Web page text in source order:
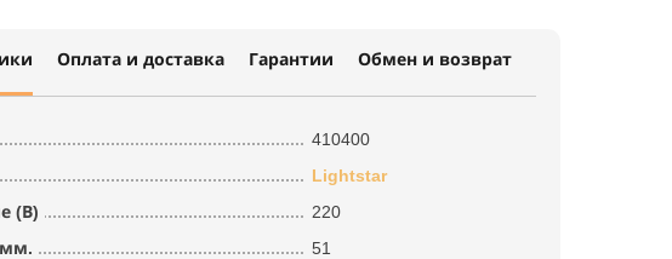
Оплата и доставка Гарантии Обмен и возврат
410400
Lightstar
(В)
220
мм.
51